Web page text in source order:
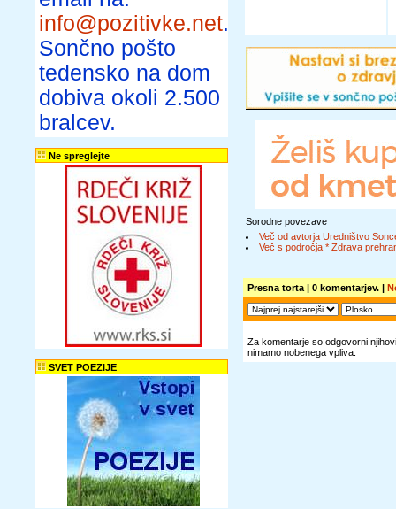
info@pozitivke.net.
Sončno pošto
tedensko na dom
dobiva okoli 2.500
bralcev.
Ne spreglejte
SVET POEZIJE
Sorodne povezave
Več od avtorja Uredništvo
Več s področja * Zdrava
Presna torta | 0 komentarjev. |
Za komentarje so odgovorni
nimamo nobenega vpliva.